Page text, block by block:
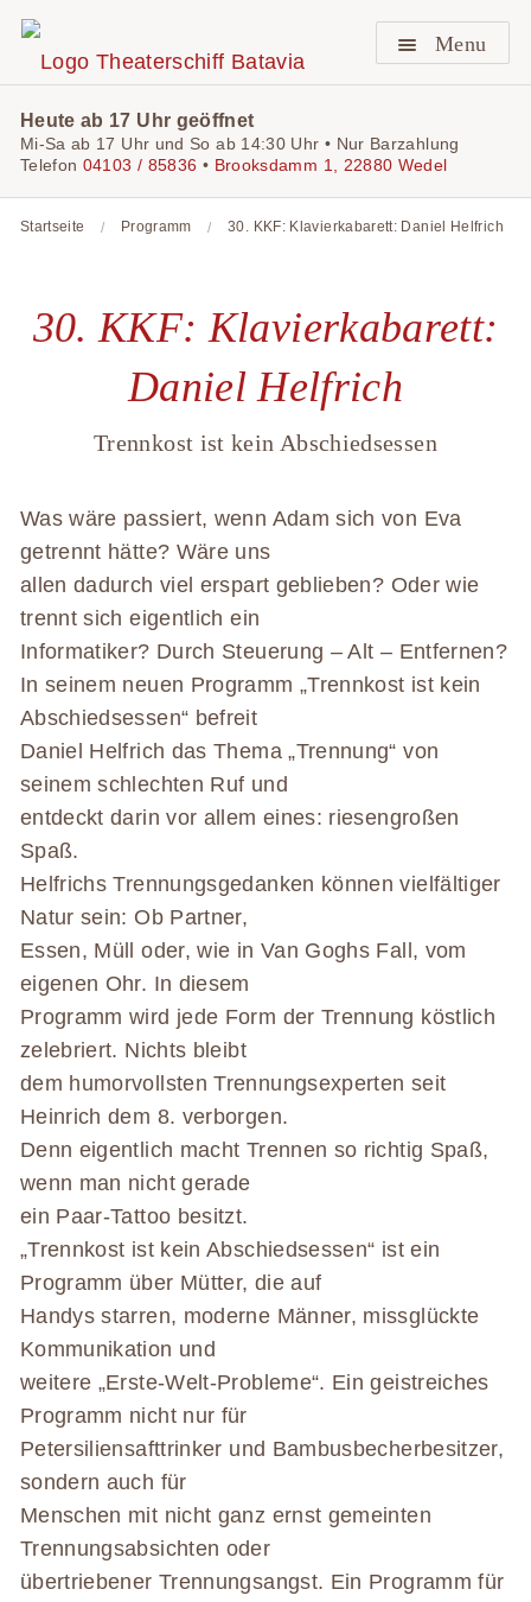
Menu
Heute ab 17 Uhr geöffnet
Mi-Sa ab 17 Uhr und So ab 14:30 Uhr • Nur Barzahlung
Telefon 04103 / 85836 • Brooksdamm 1, 22880 Wedel
Startseite Programm 30. KKF: Klavierkabarett: Daniel Helfrich
30. KKF: Klavierkabarett:
Daniel Helfrich
Trennkost ist kein Abschiedsessen
Was wäre passiert, wenn Adam sich von Eva
getrennt hätte? Wäre uns
allen dadurch viel erspart geblieben? Oder wie
trennt sich eigentlich ein
Informatiker? Durch Steuerung – Alt – Entfernen?
In seinem neuen Programm „Trennkost ist kein
Abschiedsessen“ befreit
Daniel Helfrich das Thema „Trennung“ von
seinem schlechten Ruf und
entdeckt darin vor allem eines: riesengroßen
Spaß.
Helfrichs Trennungsgedanken können vielfältiger
Natur sein: Ob Partner,
Essen, Müll oder, wie in Van Goghs Fall, vom
eigenen Ohr. In diesem
Programm wird jede Form der Trennung köstlich
zelebriert. Nichts bleibt
dem humorvollsten Trennungsexperten seit
Heinrich dem 8. verborgen.
Denn eigentlich macht Trennen so richtig Spaß,
wenn man nicht gerade
ein Paar-Tattoo besitzt.
„Trennkost ist kein Abschiedsessen“ ist ein
Programm über Mütter, die auf
Handys starren, moderne Männer, missglückte
Kommunikation und
weitere „Erste-Welt-Probleme“. Ein geistreiches
Programm nicht nur für
Petersiliensafttrinker und Bambusbecherbesitzer,
sondern auch für
Menschen mit nicht ganz ernst gemeinten
Trennungsabsichten oder
übertriebener Trennungsangst. Ein Programm für